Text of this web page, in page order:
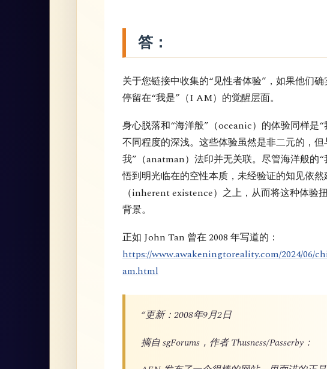
答：
关于您链接中收集的“见性者体验”，如果他们
停留在“我是”（I AM）的觉醒层面。
身心脱落和“海洋般”（oceanic）的体验同样是
不同程度的深浅。这些体验虽然是非二元的，
我”（anatman）法印并无关联。尽管海洋般的
悟到明光临在的空性本质，未经验证的知见依
（inherent existence）之上，从而将这种体验
背景。
正如 John Tan 曾在 2008 年写道的：
https://www.awakeningtoreality.com/2024/06/
am.html
“更新：2008年9月2日
摘自 sgForums，作者 Thusness/Passerby：